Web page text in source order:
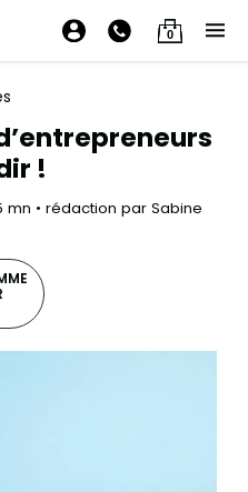
0
!
mn • rédaction par Sabine